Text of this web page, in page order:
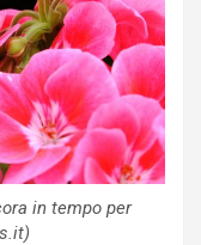
in tempo per